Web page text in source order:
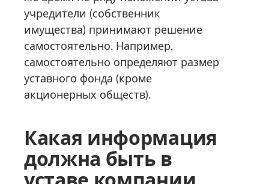
учредители (собственник
имущества) принимают решение
самостоятельно. Например,
самостоятельно определяют размер
уставного фонда (кроме
акционерных обществ).
Какая информация
должна быть в